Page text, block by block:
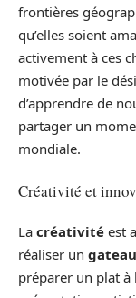
frontières
qu’elles soient
activement à ces
motivée par le
d’apprendre de
partager un
mondiale.
Créativité et
La créativité est
réaliser un
préparer un plat à